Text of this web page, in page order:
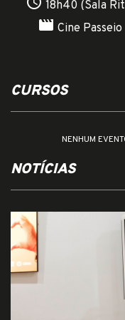
18h40 (Sala
movie Cine Passeio
CURSOS
NENHUM
NOTÍCIAS